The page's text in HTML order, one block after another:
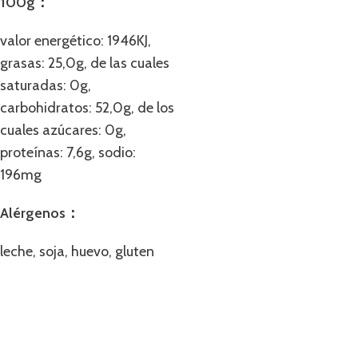
valor energético: 1946KJ,
grasas: 25,0g, de las cuales
saturadas: 0g,
carbohidratos: 52,0g, de los
cuales azúcares: 0g,
proteínas: 7,6g, sodio:
196mg
Alérgenos：
leche, soja, huevo, gluten